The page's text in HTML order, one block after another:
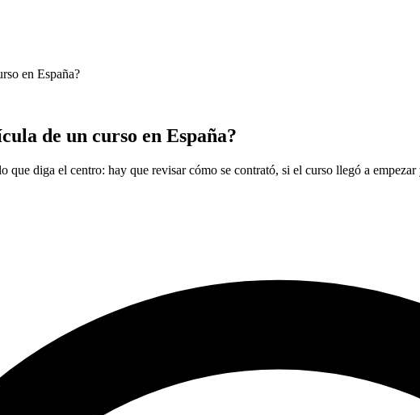
en España?
de un curso en España?
diga el centro: hay que revisar cómo se contrató, si el curso llegó a